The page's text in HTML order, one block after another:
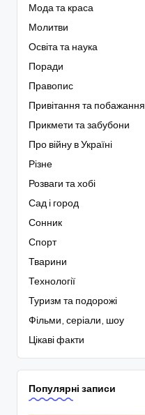
Мода та краса
Молитви
Освіта та наука
Поради
Правопис
Привітання та побажання
Прикмети та забубони
Про війну в Україні
Різне
Розваги та хобі
Сад і город
Сонник
Спорт
Тварини
Технології
Туризм та подорожі
Фільми, серіали, шоу
Цікаві факти
Популярні записи